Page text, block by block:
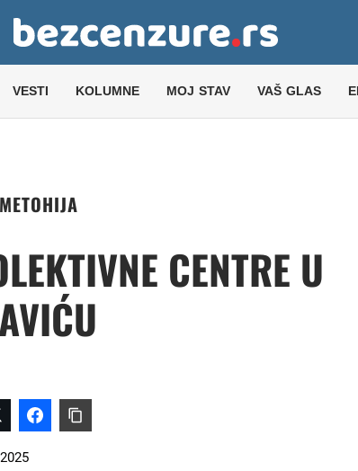
VESTI KOLUMNE MOJ STAV VAŠ GLAS
CENTRE U